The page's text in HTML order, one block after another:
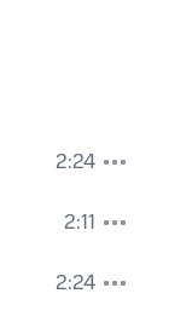
2:24
2:11
2:24